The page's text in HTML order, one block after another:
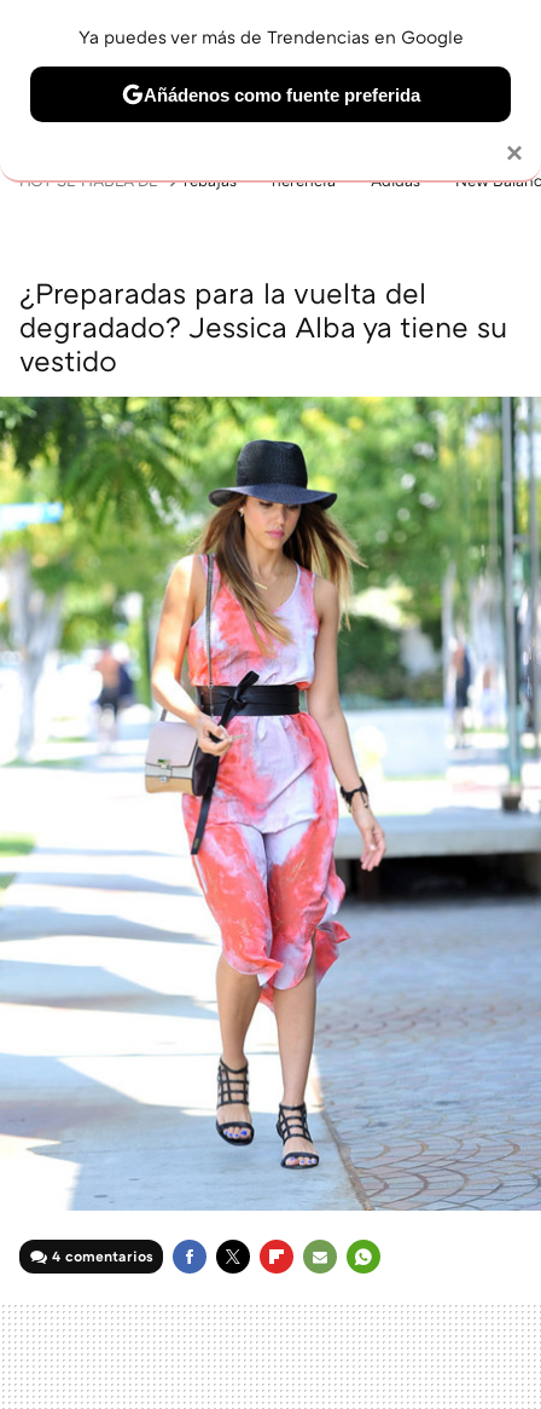
BELLEZA SHOPPING VIAJES GASTRO SNEAKERS
HOY SE HABLA DE rebajas herencia Adidas New
¿Preparadas para la vuelta del
degradado? Jessica Alba ya tiene su
vestido
4 comentarios
MAIL
×
Ya puedes ver más de Trendencias en Google
Añádenos como fuente preferida